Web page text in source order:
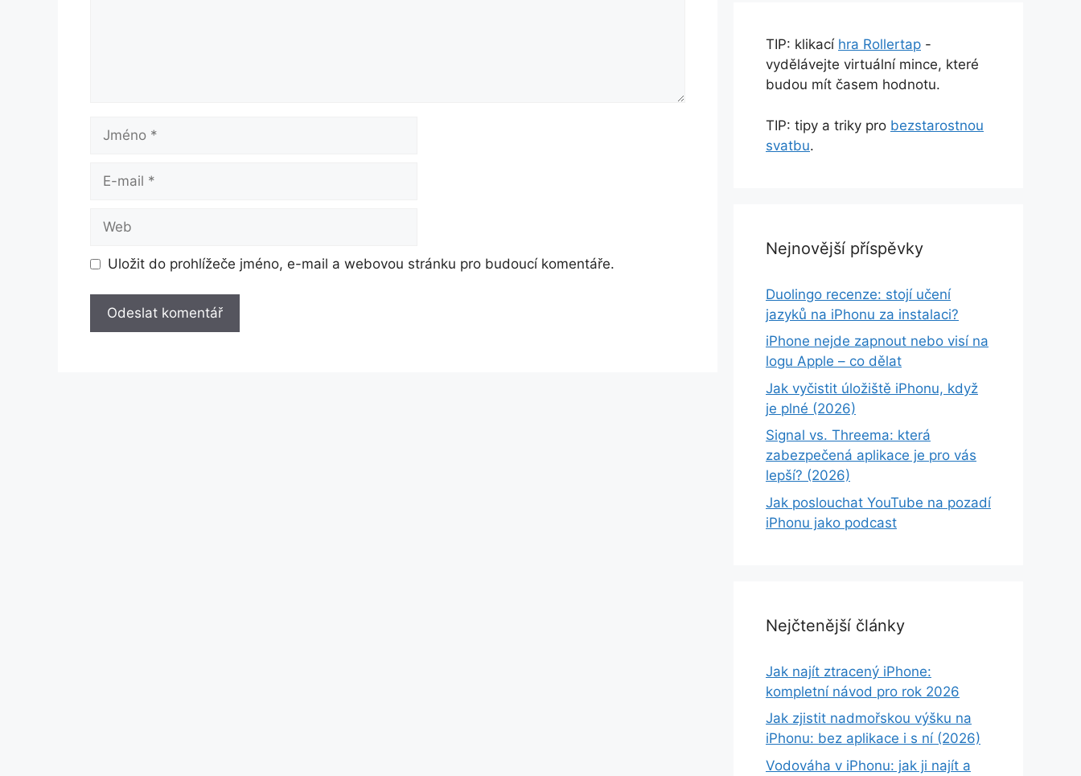
Jméno
mail
Uložit do prohlížeče jméno, e-mail a webovou stránku pro budoucí komentáře.
TIP: klikací hra Rollertap -
vydělávejte virtuální mince, které
budou mít časem hodnotu.
TIP: tipy a triky pro bezstarostnou
svatbu.
Nejnovější příspěvky
Duolingo recenze: stojí učení
jazyků na iPhonu za instalaci?
iPhone nejde zapnout nebo visí na
logu Apple – co dělat
Jak vyčistit úložiště iPhonu, když
je plné (2026)
Signal vs. Threema: která
zabezpečená aplikace je pro vás
lepší? (2026)
Jak poslouchat YouTube na pozadí
iPhonu jako podcast
Nejčtenější články
Jak najít ztracený iPhone:
kompletní návod pro rok 2026
Jak zjistit nadmořskou výšku na
iPhonu: bez aplikace i s ní (2026)
Vodováha v iPhonu: jak ji najít a